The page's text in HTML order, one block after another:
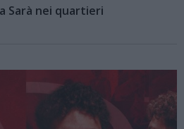
Sarà nei quartieri